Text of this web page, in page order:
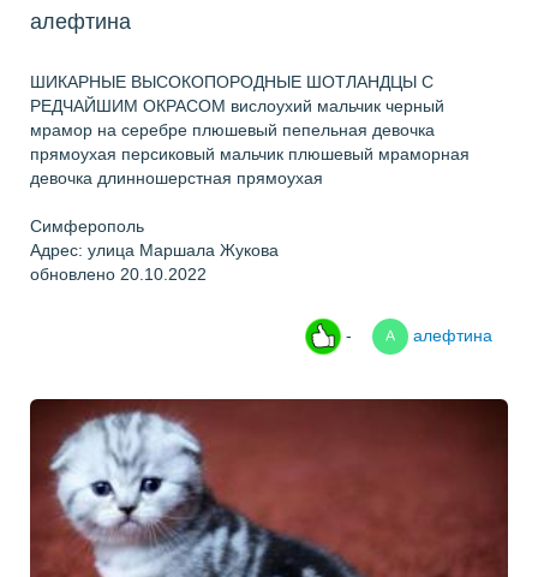
алефтина
ШИКАРНЫЕ ВЫСОКОПОРОДНЫЕ ШОТЛАНДЦЫ С
РЕДЧАЙШИМ ОКРАСОМ вислоухий мальчик черный
мрамор на серебре плюшевый пепельная девочка
прямоухая персиковый мальчик плюшевый мраморная
девочка длинношерстная прямоухая
Симферополь
Адрес: улица Маршала Жукова
обновлено 20.10.2022
- алефтина